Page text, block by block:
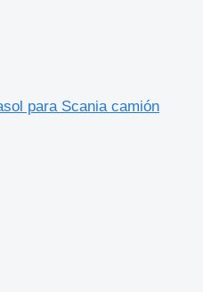
para Scania camión